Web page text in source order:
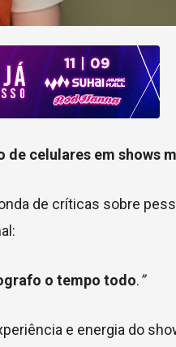
de celulares em shows
de críticas sobre
o tempo todo.”
e energia do